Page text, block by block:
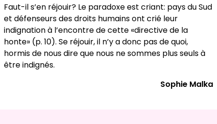
Faut-il s’en réjouir? Le paradoxe est criant: pays du Sud
et défenseurs des droits humains ont crié leur
indignation à l’encontre de cette «directive de la
honte» (p. 10). Se réjouir, il n’y a donc pas de quoi,
hormis de nous dire que nous ne sommes plus seuls à
être indignés.
Sophie Malka